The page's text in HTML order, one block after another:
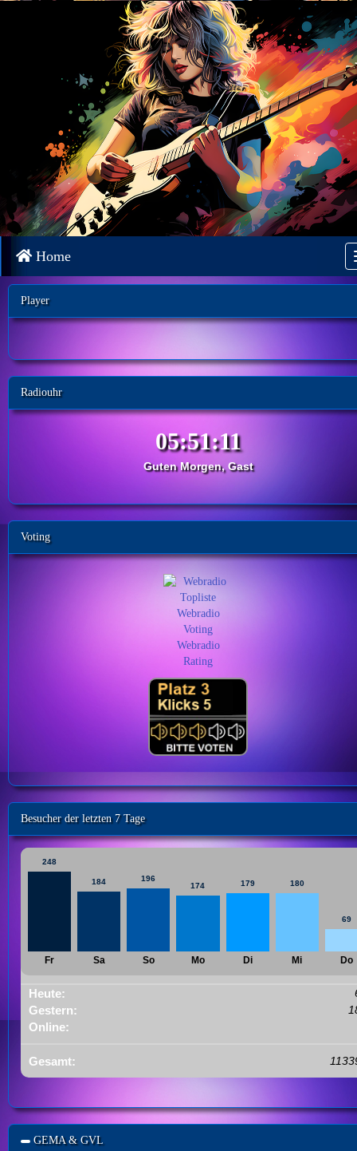
Home
Player
Radiouhr
Guten Morgen, Gast
Voting
Besucher der letzten 7 Tage
248
Fr
184
Sa
196
So
174
Mo
179
Di
180
Mi
69
Do
Heute:
Gestern:
Online:
Gesamt:
GEMA & GVL